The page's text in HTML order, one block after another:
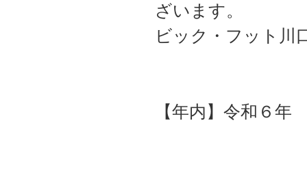
ざいます。
ビック・フット川
【年内】令和６